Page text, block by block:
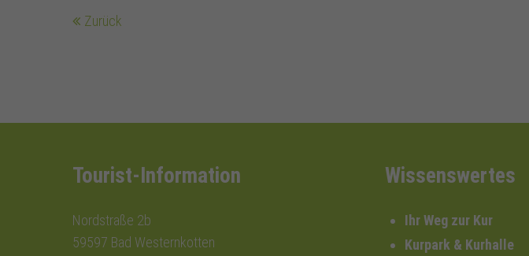
Zurück
Tourist-Information
Nordstraße 2b
59597 Bad Westernkotten
Wissenswertes
Ihr Weg zur Kur
Kurpark & Kurhalle